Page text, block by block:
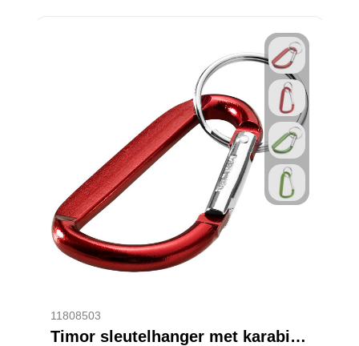
11808503
Timor sleutelhanger met karabijnhaak